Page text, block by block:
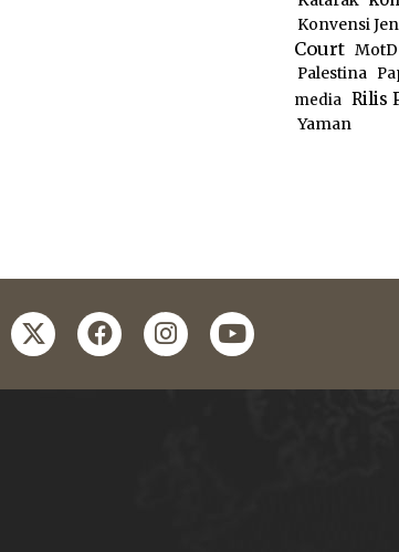
Konvensi
Court MotD
Palestina
media Rilis
Yaman
twitterfacebookinstagram
youtube